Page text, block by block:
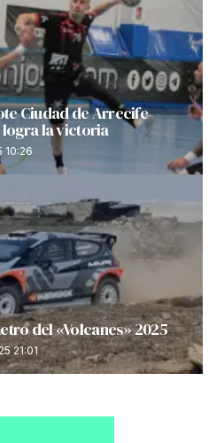
Ciudad de Arrecife
la victoria
10:26
del «Volcanes» 2025
21:01